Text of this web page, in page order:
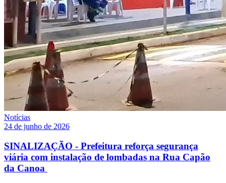
Notícias
24 de junho de 2026
SINALIZAÇÃO - Prefeitura reforça segurança
viária com instalação de lombadas na Rua Capão
da Canoa